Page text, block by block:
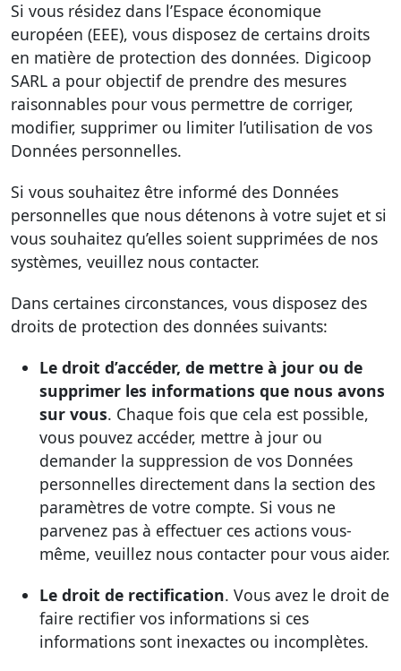
Si vous résidez dans l’Espace économique
européen (EEE), vous disposez de certains droits
en matière de protection des données. Digicoop
SARL a pour objectif de prendre des mesures
raisonnables pour vous permettre de corriger,
modifier, supprimer ou limiter l’utilisation de vos
Données personnelles.
Si vous souhaitez être informé des Données
personnelles que nous détenons à votre sujet et si
vous souhaitez qu’elles soient supprimées de nos
systèmes, veuillez nous contacter.
Dans certaines circonstances, vous disposez des
droits de protection des données suivants:
Le droit d’accéder, de mettre à jour ou de
supprimer les informations que nous avons
sur vous. Chaque fois que cela est possible,
vous pouvez accéder, mettre à jour ou
demander la suppression de vos Données
personnelles directement dans la section des
paramètres de votre compte. Si vous ne
parvenez pas à effectuer ces actions vous-
même, veuillez nous contacter pour vous aider.
Le droit de rectification. Vous avez le droit de
faire rectifier vos informations si ces
informations sont inexactes ou incomplètes.